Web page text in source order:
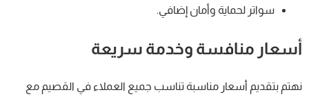
سواتر لحماية وأمان إضافي.
أسعار منافسة وخدمة سريعة
نهتم بتقديم أسعار مناسبة تناسب جميع العملاء في القصيم مع